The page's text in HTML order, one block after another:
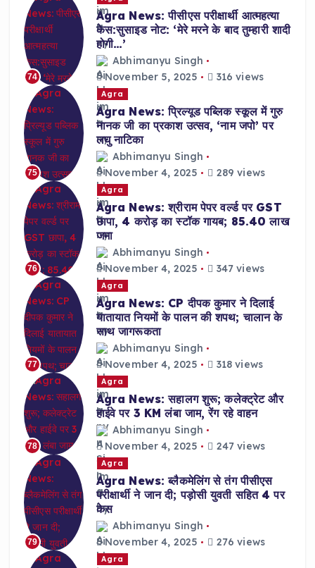
74
Agra News: पीसीएस परीक्षार्थी आत्महत्या
केस:सुसाइड नोट: ‘मेरे मरने के बाद तुम्हारी शादी
होगी…’
Abhimanyu Singh
November 5, 2025
316 views
75
Agra
Agra News: प्रिल्यूड पब्लिक स्कूल में गुरु
नानक जी का प्रकाश उत्सव, ‘नाम जपो’ पर
लघु नाटिका
Abhimanyu Singh
November 4, 2025
289 views
76
Agra
Agra News: श्रीराम पेपर वर्ल्ड पर GST
छापा, 4 करोड़ का स्टॉक गायब; 85.40 लाख
जमा
Abhimanyu Singh
November 4, 2025
347 views
77
Agra
Agra News: CP दीपक कुमार ने दिलाई
यातायात नियमों के पालन की शपथ; चालान के
साथ जागरूकता
Abhimanyu Singh
November 4, 2025
318 views
78
Agra
Agra News: सहालग शुरू; कलेक्ट्रेट और
हाईवे पर 3 KM लंबा जाम, रेंग रहे वाहन
Abhimanyu Singh
November 4, 2025
247 views
79
Agra
Agra News: ब्लैकमेलिंग से तंग पीसीएस
परीक्षार्थी ने जान दी; पड़ोसी युवती सहित 4 पर
केस
Abhimanyu Singh
November 4, 2025
276 views
Agra